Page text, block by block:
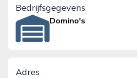
Bedrijfsgegevens
Domino's
Adres